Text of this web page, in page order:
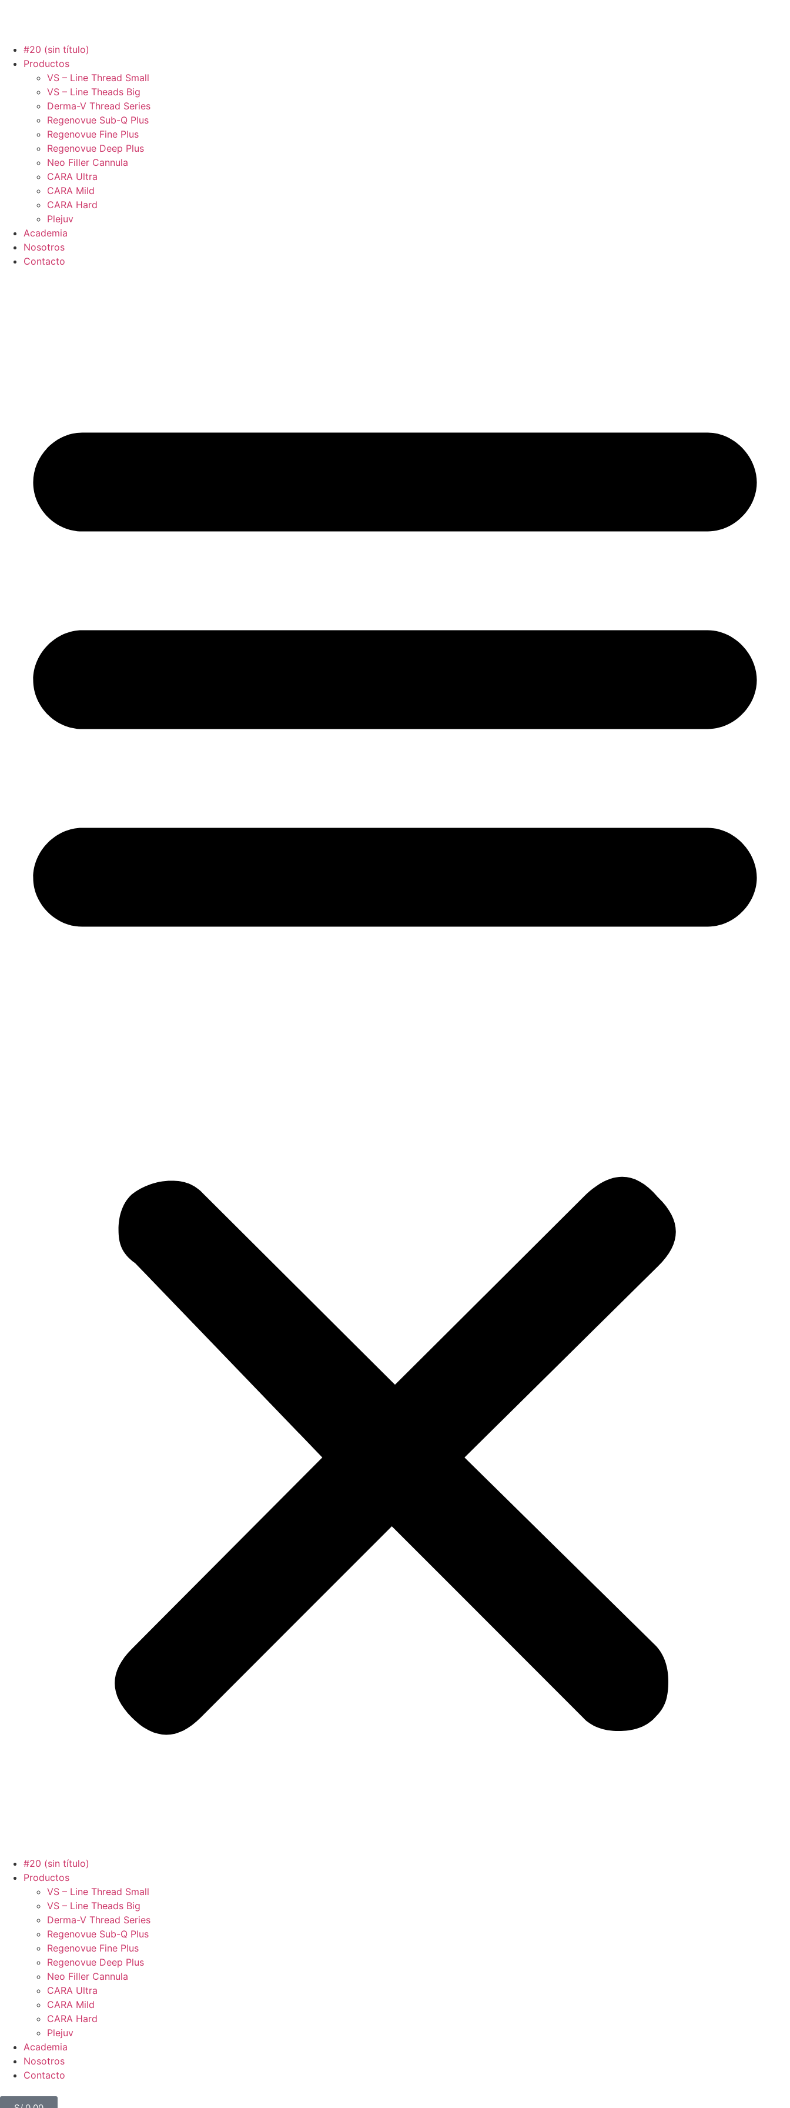
#20 (sin título)
Productos
VS – Line Thread Small
VS – Line Theads Big
Derma-V Thread Series
Regenovue Sub-Q Plus
Regenovue Fine Plus
Regenovue Deep Plus
Neo Filler Cannula
CARA Ultra
CARA Mild
CARA Hard
Plejuv
Academia
Nosotros
Contacto
#20 (sin título)
Productos
VS – Line Thread Small
VS – Line Theads Big
Derma-V Thread Series
Regenovue Sub-Q Plus
Regenovue Fine Plus
Regenovue Deep Plus
Neo Filler Cannula
CARA Ultra
CARA Mild
CARA Hard
Plejuv
Academia
Nosotros
Contacto